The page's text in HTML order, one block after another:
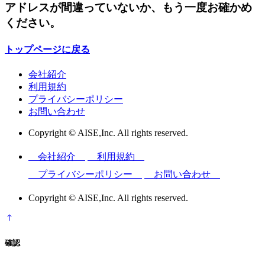
アドレスが間違っていないか、もう一度お確かめ
ください。
トップページに戻る
会社紹介
利用規約
プライバシーポリシー
お問い合わせ
Copyright © AISE,Inc. All rights reserved.
会社紹介
利用規約
プライバシーポリシー
お問い合わせ
Copyright © AISE,Inc. All rights reserved.
確認